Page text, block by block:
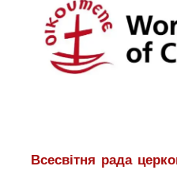
Всесвітня рада